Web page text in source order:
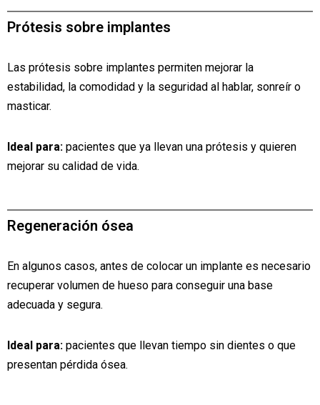
Prótesis sobre implantes
Las prótesis sobre implantes permiten mejorar la
estabilidad, la comodidad y la seguridad al hablar, sonreír o
masticar.
Ideal para: pacientes que ya llevan una prótesis y quieren
mejorar su calidad de vida.
Regeneración ósea
En algunos casos, antes de colocar un implante es necesario
recuperar volumen de hueso para conseguir una base
adecuada y segura.
Ideal para: pacientes que llevan tiempo sin dientes o que
presentan pérdida ósea.